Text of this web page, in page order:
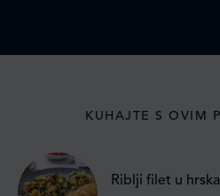
KUHAJTE S OVIM
Riblji filet u